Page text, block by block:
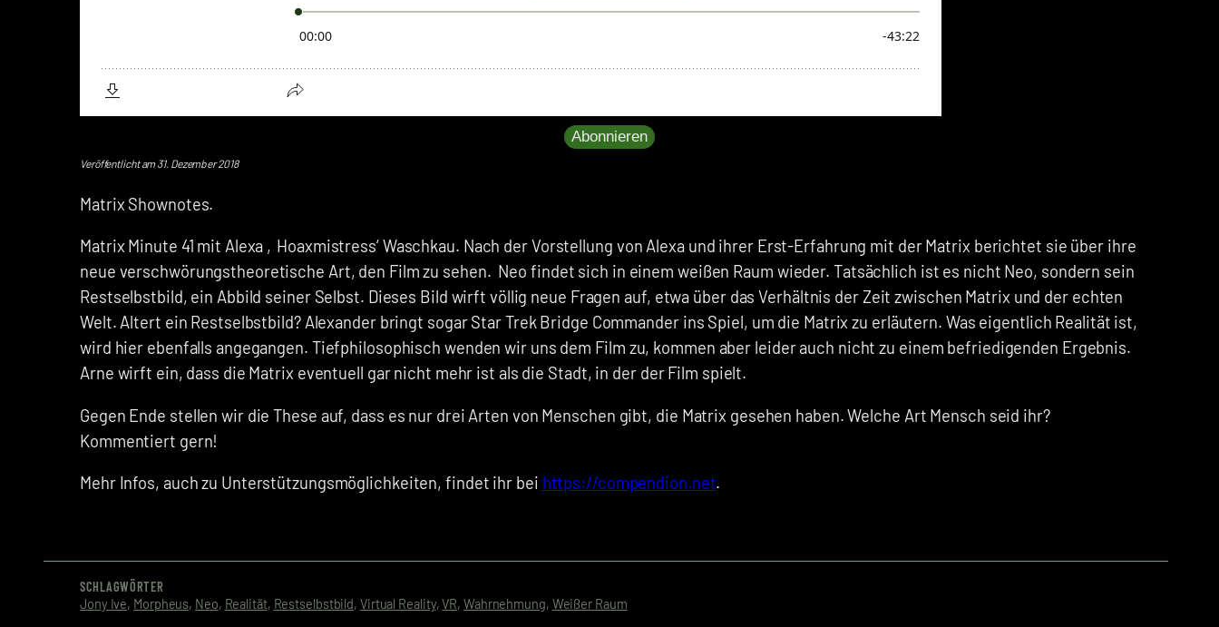
Abonnieren
Veröffentlicht am 31. Dezember 2018
Matrix Shownotes.
Matrix Minute 41 mit Alexa ‚Hoaxmistress‘ Waschkau. Nach der Vorstellung von Alexa und ihrer Erst-Erfahrung mit der Matrix berichtet sie über ihre
neue verschwörungstheoretische Art, den Film zu sehen. Neo findet sich in einem weißen Raum wieder. Tatsächlich ist es nicht Neo, sondern sein
Restselbstbild, ein Abbild seiner Selbst. Dieses Bild wirft völlig neue Fragen auf, etwa über das Verhältnis der Zeit zwischen Matrix und der echten
Welt. Altert ein Restselbstbild? Alexander bringt sogar Star Trek Bridge Commander ins Spiel, um die Matrix zu erläutern. Was eigentlich Realität ist,
wird hier ebenfalls angegangen. Tiefphilosophisch wenden wir uns dem Film zu, kommen aber leider auch nicht zu einem befriedigenden Ergebnis.
Arne wirft ein, dass die Matrix eventuell gar nicht mehr ist als die Stadt, in der der Film spielt.
Gegen Ende stellen wir die These auf, dass es nur drei Arten von Menschen gibt, die Matrix gesehen haben. Welche Art Mensch seid ihr?
Kommentiert gern!
Mehr Infos, auch zu Unterstützungsmöglichkeiten, findet ihr bei https://compendion.net.
SCHLAGWÖRTER
Jony Ive, Morpheus, Neo, Realität, Restselbstbild, Virtual Reality, VR, Wahrnehmung, Weißer Raum